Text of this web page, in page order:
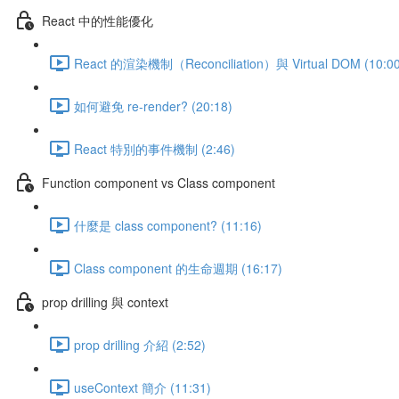
React 中的性能優化
React 的渲染機制（Reconciliation）與 Virtual DOM
如何避免 re-render? (20:18)
React 特別的事件機制 (2:46)
Function component vs Class component
什麼是 class component? (11:16)
Class component 的生命週期 (16:17)
prop drilling 與 context
prop drilling 介紹 (2:52)
useContext 簡介 (11:31)